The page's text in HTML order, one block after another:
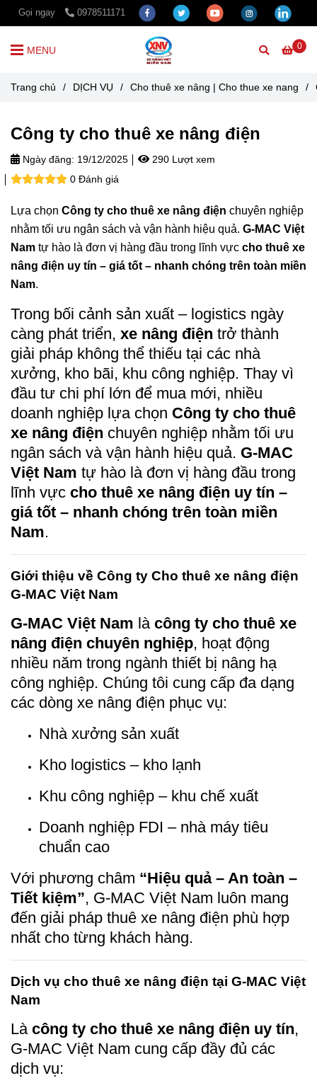
Gọi ngay 0978511171
0
MENU
Trang chủ / DỊCH VỤ / Cho thuê xe nâng | Cho thue xe nang /
Công ty cho thuê xe nâng điện
Ngày đăng: 19/12/2025
290 Lượt xem
0 Đánh giá
Lựa chọn Công ty cho thuê xe nâng điện chuyên nghiệp
nhằm tối ưu ngân sách và vận hành hiệu quả. G-MAC Việt
Nam tự hào là đơn vị hàng đầu trong lĩnh vực cho thuê xe
nâng điện uy tín – giá tốt – nhanh chóng trên toàn miền
Nam.
Trong bối cảnh sản xuất – logistics ngày
càng phát triển, xe nâng điện trở thành
giải pháp không thể thiếu tại các nhà
xưởng, kho bãi, khu công nghiệp. Thay vì
đầu tư chi phí lớn để mua mới, nhiều
doanh nghiệp lựa chọn Công ty cho thuê
xe nâng điện chuyên nghiệp nhằm tối ưu
ngân sách và vận hành hiệu quả. G-MAC
Việt Nam tự hào là đơn vị hàng đầu trong
lĩnh vực cho thuê xe nâng điện uy tín –
giá tốt – nhanh chóng trên toàn miền
Nam.
Giới thiệu về Công ty Cho thuê xe nâng điện
G-MAC Việt Nam
G-MAC Việt Nam là công ty cho thuê xe
nâng điện chuyên nghiệp, hoạt động
nhiều năm trong ngành thiết bị nâng hạ
công nghiệp. Chúng tôi cung cấp đa dạng
các dòng xe nâng điện phục vụ:
Nhà xưởng sản xuất
Kho logistics – kho lạnh
Khu công nghiệp – khu chế xuất
Doanh nghiệp FDI – nhà máy tiêu
chuẩn cao
Với phương châm “Hiệu quả – An toàn –
Tiết kiệm”, G-MAC Việt Nam luôn mang
đến giải pháp thuê xe nâng điện phù hợp
nhất cho từng khách hàng.
Dịch vụ cho thuê xe nâng điện tại G-MAC Việt
Nam
Là công ty cho thuê xe nâng điện uy tín,
G-MAC Việt Nam cung cấp đầy đủ các
dịch vụ: